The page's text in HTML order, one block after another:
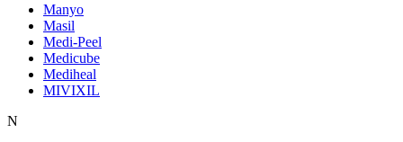
Manyo
Masil
Medi-Peel
Medicube
Mediheal
MIVIXIL
N